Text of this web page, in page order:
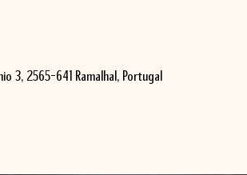
3, 2565-641 Ramalhal, Portugal